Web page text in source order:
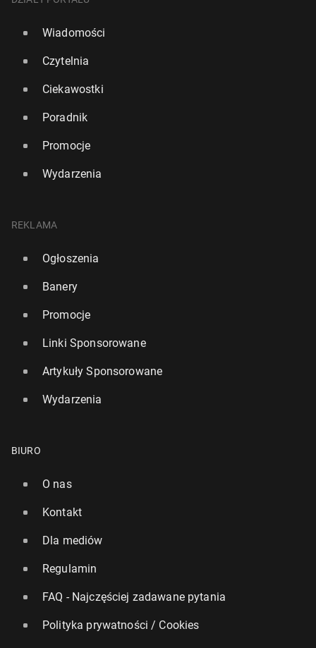
Wiadomości
Czytelnia
Ciekawostki
Poradnik
Promocje
Wydarzenia
REKLAMA
Ogłoszenia
Banery
Promocje
Linki Sponsorowane
Artykuły Sponsorowane
Wydarzenia
BIURO
O nas
Kontakt
Dla mediów
Regulamin
FAQ - Najczęściej zadawane pytania
Polityka prywatności / Cookies